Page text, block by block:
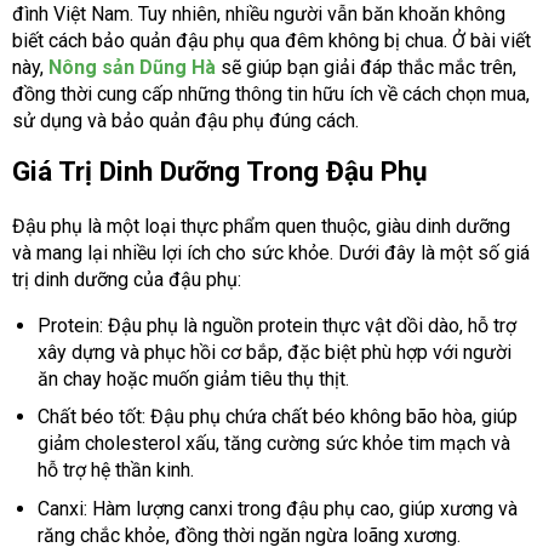
đình Việt Nam. Tuy nhiên, nhiều người vẫn băn khoăn không
biết cách bảo quản đậu phụ qua đêm không bị chua. Ở bài viết
này, Nông sản Dũng Hà sẽ giúp bạn giải đáp thắc mắc trên,
đồng thời cung cấp những thông tin hữu ích về cách chọn mua,
sử dụng và bảo quản đậu phụ đúng cách.
Giá Trị Dinh Dưỡng Trong Đậu Phụ
Đậu phụ là một loại thực phẩm quen thuộc, giàu dinh dưỡng
và mang lại nhiều lợi ích cho sức khỏe. Dưới đây là một số giá
trị dinh dưỡng của đậu phụ:
Protein: Đậu phụ là nguồn protein thực vật dồi dào, hỗ trợ
xây dựng và phục hồi cơ bắp, đặc biệt phù hợp với người
ăn chay hoặc muốn giảm tiêu thụ thịt.
Chất béo tốt: Đậu phụ chứa chất béo không bão hòa, giúp
giảm cholesterol xấu, tăng cường sức khỏe tim mạch và
hỗ trợ hệ thần kinh.
Canxi: Hàm lượng canxi trong đậu phụ cao, giúp xương và
răng chắc khỏe, đồng thời ngăn ngừa loãng xương.